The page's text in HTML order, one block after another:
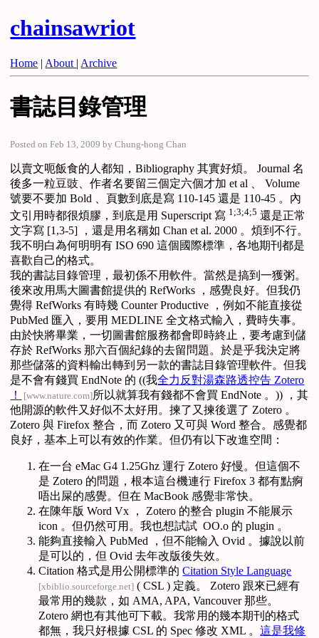
chainsawriot
Home | About | Archive
書誌目錄管理
Posted on Feb 13, 2009 by Chung-hong Chan
以賣文呃飯食的人都知，Bibliography 其實好煩。 Journal 名
後多一粒豆豉、作者名要留三個定六個才加 et al 、 Volume
號要不要加 Bold 、頁數到底是寫 110-145 還是 110-45 。內
文引用時都很煩膠，到底是用 Superscript 寫 1;3;4;5 還是正常
文字寫 [1,3-5] ，還是用名稱如 Chan et al. 2000 。煩到不行。
我不明白為何明明有 ISO 690 這個國際標準，各地期刊都是
喜歡自己的格式。
我的書誌目錄管理，最初係不用軟件。當然是搞到一獲粥。
後來改用馬大圖書館提供的 RefWorks ，感覺良好。但我仍
覺得 RefWorks 有時幾 Counter Productive ，例如不能直接從
PubMed 匯入，要用 MEDLINE 全文格式輸入，費時失事。
由於快將畢業，一切圖書館服務都會即時終止，要考慮到儲
存於 RefWorks 那六百個紀錄的去留問題。於是乎我決定將
那些儲落的資料輸出轉到另一款的書誌目錄管理軟件。但我
是不會有錢買 EndNote 的 ((我全力反對湯森路透控告 Zotero
！
[www.nature.com]所以就算我有錢都不會買 EndNote 。)) ，其
他開源的軟件又好似不太好用。揀了又揀後選了 Zotero 。
Zotero 與 Firefox 整合，而 Zotero 又可與 Word 整合。感覺都
良好，基本上可以有效的作業。但仍有以下改進空間：
在一台 eMac G4 1.25Ghz 運行 Zotero 好慢。但這個不
是 Zotero 的問題，根本這台機連行 Firefox 3 都有點痾
唔出屎的感覺。但在 MacBook 感覺非常快。
在陳年版 Word Vx ， Zotero 的整合 plugin 不能展示
icon 。但仍然可用。我也想試試 OO.o 的 plugin 。
能夠直接輸入 PubMed ，但不能輸入 Ovid 。據說以前
是可以的，但 Ovid 去年改版後失效。
Citation 格式是用公開標準的Citation Style Language
[xbiblio.sourceforge.net] ( CSL ) 定義。 Zotero 跟來已經有
最常用的幾款，如 AMA, APA, Vancouver 那些。
Zotero 網也有其他可下載。我常用的幾本期刊的格式
都無，我只好根據 CSL 的 Spec 修改 XML 。這是我修